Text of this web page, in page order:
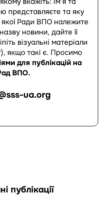
представляєте та яку
Ради ВПО належите
новини, дайте її
візуальні матеріали
якщо такі є. Просимо
для публікацій на
ВПО.
ua.org
публікації